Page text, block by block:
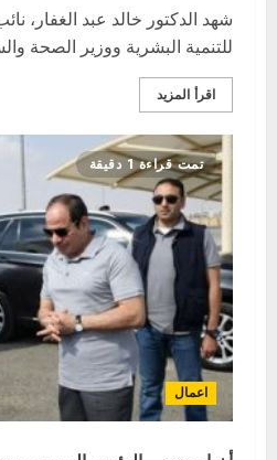
شهد الدكتور خالد عبد الغفار،
للتنمية البشرية ووزير الصحة
اقرأ المزيد
تمت قراءة 1 دقيقة
اعمال